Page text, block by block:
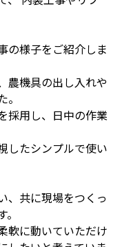
の様子をご紹介しま
農機具の出し入れや
採用し、日中の作業
したシンプルで使い
、共に現場をつくっ
軟に動いていただけ